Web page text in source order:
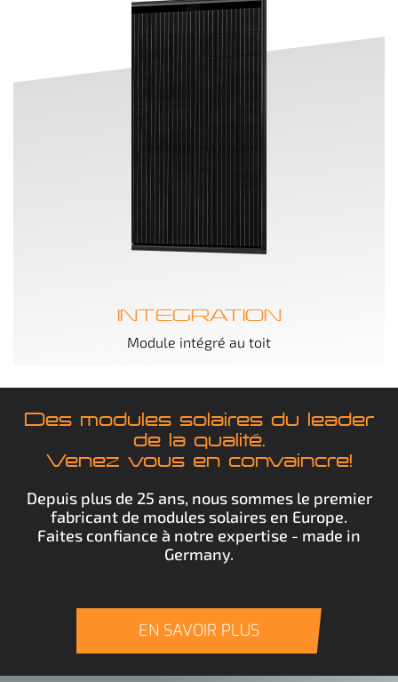
INTEGRATION
Module intégré au toit
Des modules solaires du leader
de la qualité.
Venez vous en convaincre!
Depuis plus de 25 ans, nous sommes le premier
fabricant de modules solaires en Europe.
Faites confiance à notre expertise - made in
Germany.
EN SAVOIR PLUS